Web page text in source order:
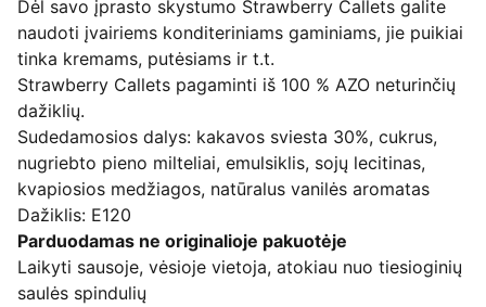
Dėl savo įprasto skystumo Strawberry Callets galite
naudoti įvairiems konditeriniams gaminiams, jie puikiai
tinka kremams, putėsiams ir t.t.
Strawberry Callets pagaminti iš 100 % AZO neturinčių
dažiklių.
Sudedamosios dalys: kakavos sviesta 30%, cukrus,
nugriebto pieno milteliai, emulsiklis, sojų lecitinas,
kvapiosios medžiagos, natūralus vanilės aromatas
Dažiklis: E120
Parduodamas ne originalioje pakuotėje
Laikyti sausoje, vėsioje vietoja, atokiau nuo tiesioginių
saulės spindulių